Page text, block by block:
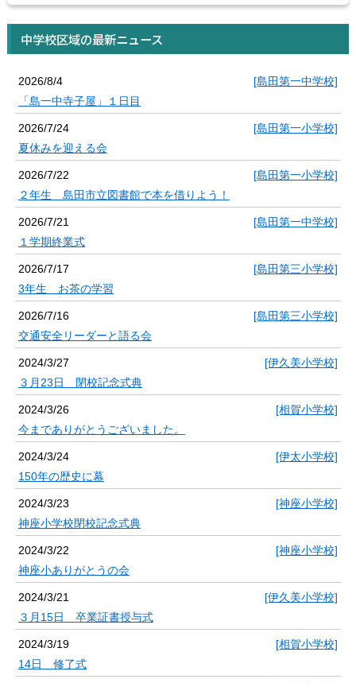
中学校区域の最新ニュース
2026/8/4
[島田第一中学校]
「島一中寺子屋」１日目
2026/7/24
[島田第一小学校]
夏休みを迎える会
2026/7/22
[島田第一小学校]
２年生 島田市立図書館で本を借りよう！
2026/7/21
[島田第一中学校]
１学期終業式
2026/7/17
[島田第三小学校]
3年生 お茶の学習
2026/7/16
[島田第三小学校]
交通安全リーダーと語る会
2024/3/27
[伊久美小学校]
３月23日 閉校記念式典
2024/3/26
[相賀小学校]
今までありがとうございました。
2024/3/24
[伊太小学校]
150年の歴史に幕
2024/3/23
[神座小学校]
神座小学校閉校記念式典
2024/3/22
[神座小学校]
神座小ありがとうの会
2024/3/21
[伊久美小学校]
３月15日 卒業証書授与式
2024/3/19
[相賀小学校]
14日 修了式